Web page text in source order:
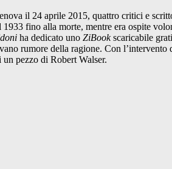
il 24 aprile 2015, quattro critici e
fino alla morte, mentre era ospite
ha dedicato uno ZiBookscaricabile
rumore della ragione. Con
pezzo di Robert Walser.